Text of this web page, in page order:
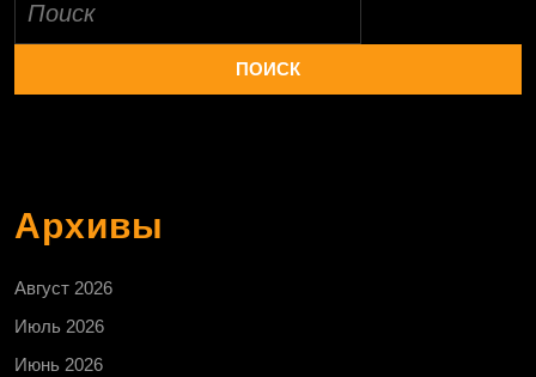
Архивы
Август 2026
Июль 2026
Июнь 2026